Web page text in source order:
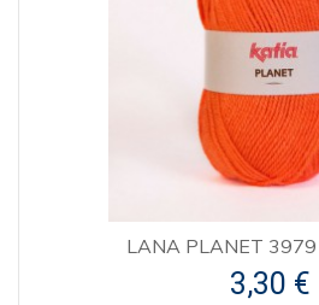
LANA PLANET
3,30 €